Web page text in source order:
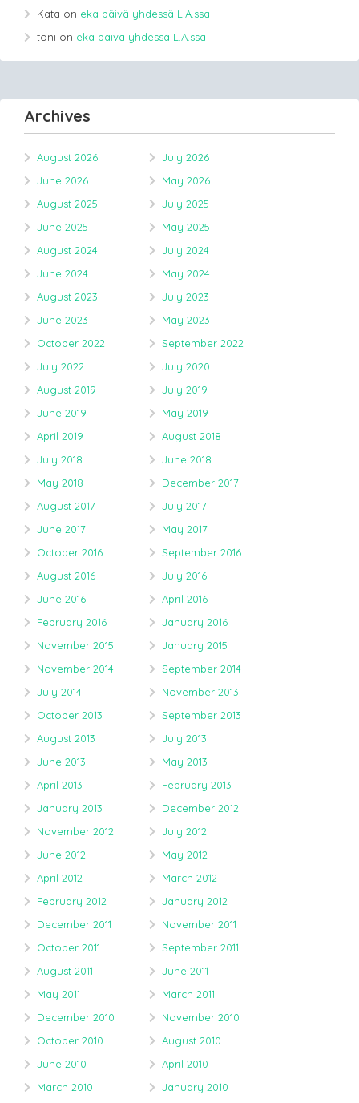
Kata on eka päivä yhdessä L.A.ssa
toni on eka päivä yhdessä L.A.ssa
Archives
August 2026
July 2026
June 2026
May 2026
August 2025
July 2025
June 2025
May 2025
August 2024
July 2024
June 2024
May 2024
August 2023
July 2023
June 2023
May 2023
October 2022
September 2022
July 2022
July 2020
August 2019
July 2019
June 2019
May 2019
April 2019
August 2018
July 2018
June 2018
May 2018
December 2017
August 2017
July 2017
June 2017
May 2017
October 2016
September 2016
August 2016
July 2016
June 2016
April 2016
February 2016
January 2016
November 2015
January 2015
November 2014
September 2014
July 2014
November 2013
October 2013
September 2013
August 2013
July 2013
June 2013
May 2013
April 2013
February 2013
January 2013
December 2012
November 2012
July 2012
June 2012
May 2012
April 2012
March 2012
February 2012
January 2012
December 2011
November 2011
October 2011
September 2011
August 2011
June 2011
May 2011
March 2011
December 2010
November 2010
October 2010
August 2010
June 2010
April 2010
March 2010
January 2010